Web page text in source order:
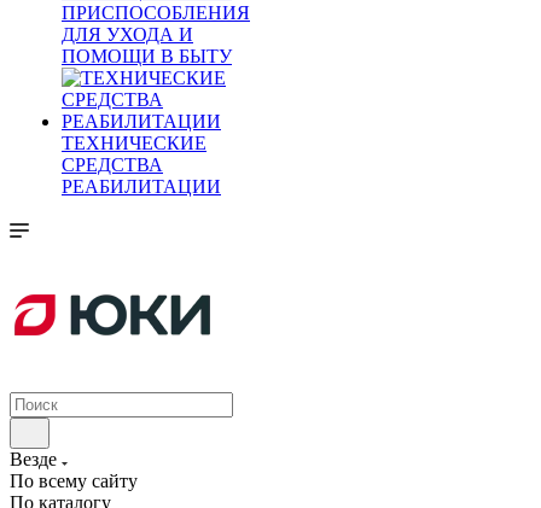
ПРИСПОСОБЛЕНИЯ
ДЛЯ УХОДА И
ПОМОЩИ В БЫТУ
ТЕХНИЧЕСКИЕ
СРЕДСТВА
РЕАБИЛИТАЦИИ
Везде
По всему сайту
По каталогу